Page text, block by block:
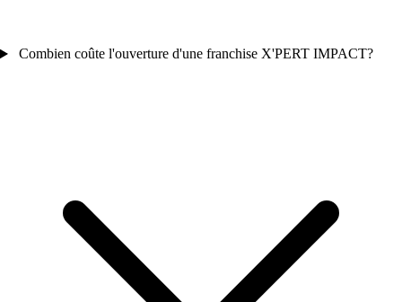
Combien coûte l'ouverture d'une franchise X'PERT IMPACT?